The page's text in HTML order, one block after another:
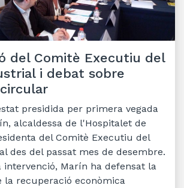
del Comitè Executiu del
i debat sobre
presidida per primera vegada
alcaldessa de l'Hospitalet de
del Comitè Executiu del
des del passat mes de desembre.
intervenció, Marín ha defensat la
la recuperació econòmica